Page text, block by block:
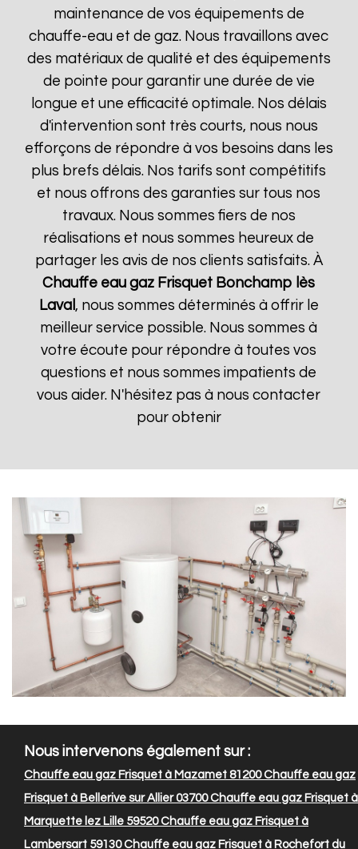
maintenance de vos équipements de
chauffe-eau et de gaz. Nous travaillons avec
des matériaux de qualité et des équipements
de pointe pour garantir une durée de vie
longue et une efficacité optimale. Nos délais
d'intervention sont très courts, nous nous
efforçons de répondre à vos besoins dans les
plus brefs délais. Nos tarifs sont compétitifs
et nous offrons des garanties sur tous nos
travaux. Nous sommes fiers de nos
réalisations et nous sommes heureux de
partager les avis de nos clients satisfaits. À
Chauffe eau gaz Frisquet Bonchamp lès
Laval , nous sommes déterminés à offrir le
meilleur service possible. Nous sommes à
votre écoute pour répondre à toutes vos
questions et nous sommes impatients de
vous aider. N'hésitez pas à nous contacter
pour obtenir
Nous intervenons également sur :
Chauffe eau gaz Frisquet à Mazamet 81200Chauffe eau gaz
Frisquet à Bellerive sur Allier 03700Chauffe eau gaz Frisquet à
Marquette lez Lille 59520Chauffe eau gaz Frisquet à
Lambersart 59130Chauffe eau gaz Frisquet à Rochefort du